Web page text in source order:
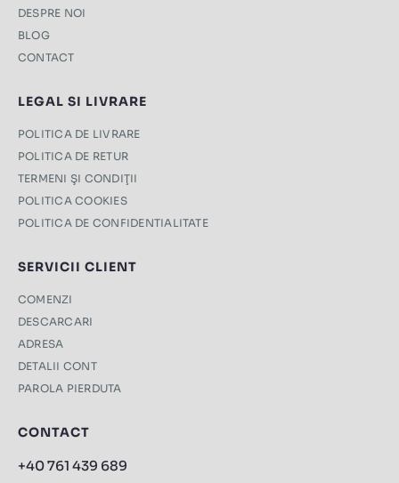
DESPRE NOI
BLOG
CONTACT
LEGAL SI LIVRARE
POLITICA DE LIVRARE
POLITICA DE RETUR
TERMENI ŞI CONDIŢII
POLITICA COOKIES
POLITICA DE CONFIDENTIALITATE
SERVICII CLIENT
COMENZI
DESCARCARI
ADRESA
DETALII CONT
PAROLA PIERDUTA
CONTACT
+40 761 439 689